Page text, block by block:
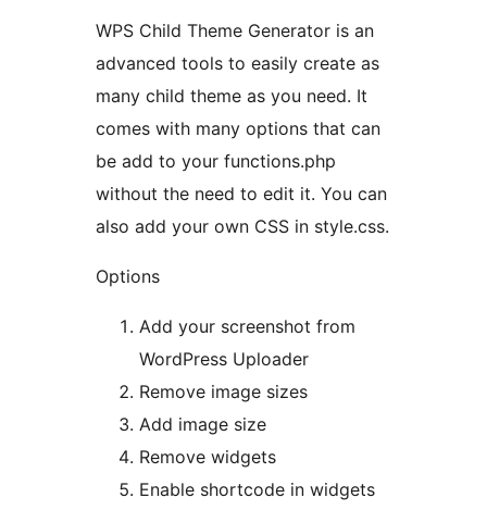
WPS Child Theme Generator is an
advanced tools to easily create as
many child theme as you need. It
comes with many options that can
be add to your functions.php
without the need to edit it. You can
also add your own CSS in style.css.
Options
Add your screenshot from
WordPress Uploader
Remove image sizes
Add image size
Remove widgets
Enable shortcode in widgets